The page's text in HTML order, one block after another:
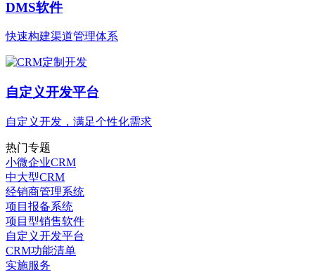
DMS软件
快速构建渠道管理体系
自定义开发平台
自定义开发，满足个性化需求
热门专题
小微企业CRM
中大型CRM
经销商管理系统
项目报备系统
项目型销售软件
自定义开发平台
CRM功能清单
实施服务